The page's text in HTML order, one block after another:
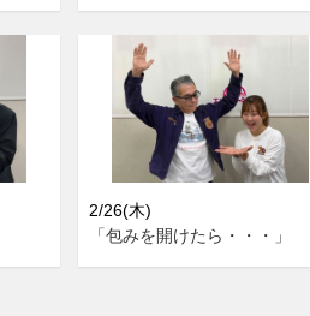
2/26(木)
「包みを開けたら・・・」